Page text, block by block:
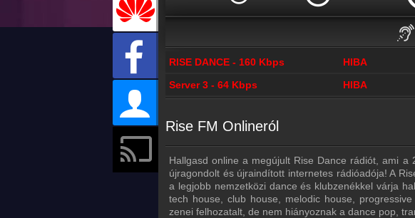
RISE DANCE - 160 Kbps HIBA
Server 3 - 64 Kbps
HIBA
Rise FM Onlineról
Hallgasd online a megújult Rise Dance rádiót, ami a
újragondolt és újraindított internetes rádióadója! A
a legjobb nemzetközi dance és klubzenékkel várja
tech house, club house, melodic house,
zenei felhozatalt, de nem hiányoznak a dance pop,